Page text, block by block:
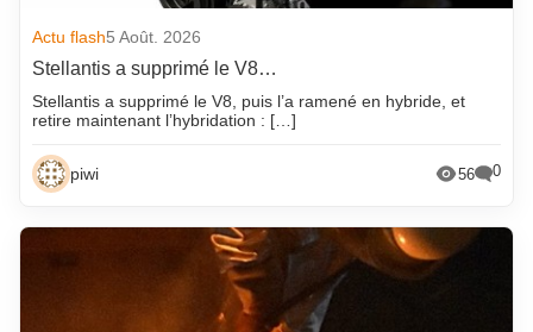
Actu flash5 Août. 2026
Stellantis a supprimé le V8…
Stellantis a supprimé le V8, puis l’a ramené en hybride, et
retire maintenant l’hybridation : […]
piwi 56 0